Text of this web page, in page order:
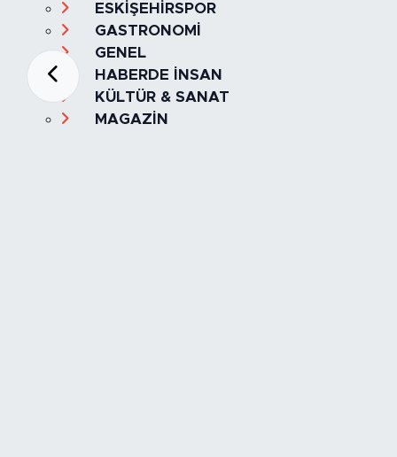
ESKİŞEHİRSPOR
GASTRONOMİ
GENEL
HABERDE İNSAN
KÜLTÜR & SANAT
MAGAZİN